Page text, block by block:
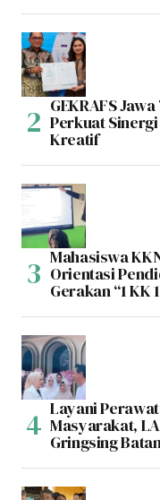
GEKRAFS
Perkuat
Kreatif
Mahasiswa
Orientasi
Gerakan “1 KK
Layani
Masyarakat,
Gringsing